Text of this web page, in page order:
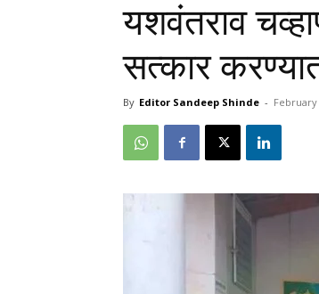
यशवंतराव
सत्कार
By Editor Sandeep Shinde - February